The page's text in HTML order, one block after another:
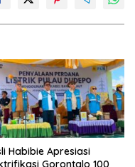
Habibie Apresiasi
Gorontalo 100